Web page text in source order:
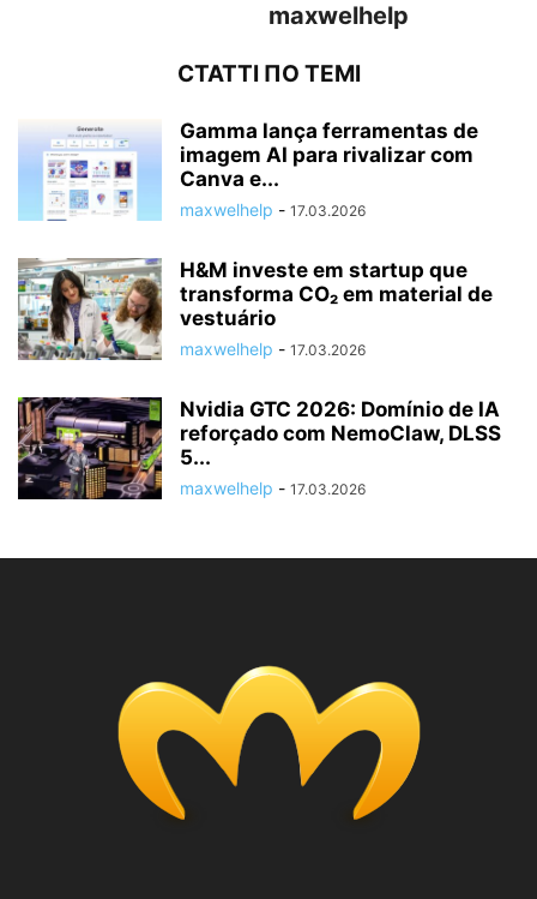
maxwelhelp
СТАТТІ ПО ТЕМІ
Gamma lança ferramentas de
imagem AI para rivalizar com
Canva e...
maxwelhelp - 17.03.2026
H&M investe em startup que
transforma CO₂ em material de
vestuário
maxwelhelp - 17.03.2026
Nvidia GTC 2026: Domínio de IA
reforçado com NemoClaw, DLSS
5...
maxwelhelp - 17.03.2026